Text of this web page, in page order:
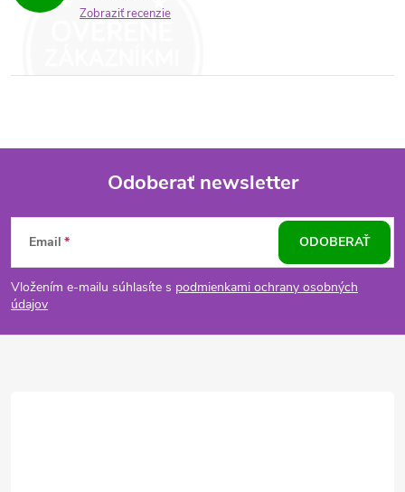
Zobraziť recenzie
Z
á
p
Odoberať newsletter
Email
Vložením e-mailu súhlasíte s podmienkami ochrany osobných
údajov
ODOBERAŤ